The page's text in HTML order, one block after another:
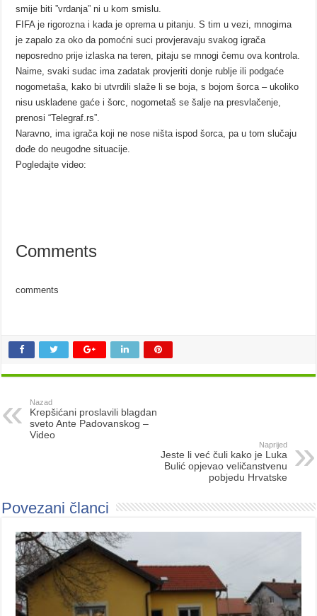
smije biti ”vrdanja” ni u kom smislu.
FIFA je rigorozna i kada je oprema u pitanju. S tim u vezi, mnogima
je zapalo za oko da pomoćni suci provjeravaju svakog igrača
neposredno prije izlaska na teren, pitaju se mnogi čemu ova kontrola.
Naime, svaki sudac ima zadatak provjeriti donje rublje ili podgaće
nogometaša, kako bi utvrdili slaže li se boja, s bojom šorca – ukoliko
nisu usklađene gaće i šorc, nogometaš se šalje na presvlačenje,
prenosi “Telegraf.rs”.
Naravno, ima igrača koji ne nose ništa ispod šorca, pa u tom slučaju
dođe do neugodne situacije.
Pogledajte video:
Comments
comments
Nazad
Krepšićani proslavili blagdan
sveto Ante Padovanskog –
Video
Naprijed
Jeste li već čuli kako je Luka
Bulić opjevao veličanstvenu
pobjedu Hrvatske
Povezani članci